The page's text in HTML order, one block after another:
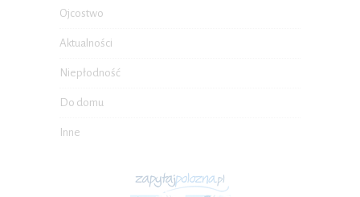
Ojcostwo
Aktualności
Niepłodność
Do domu
Inne